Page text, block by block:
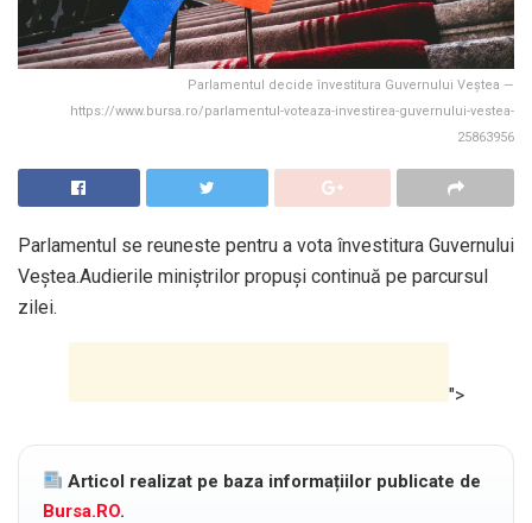
Parlamentul decide învestitura Guvernului Veştea —
https://www.bursa.ro/parlamentul-voteaza-investirea-guvernului-vestea-
25863956
Parlamentul se reuneste pentru a vota învestitura Guvernului
Veştea.Audierile miniştrilor propuşi continuă pe parcursul
zilei.
">
Articol realizat pe baza informațiilor publicate de
Bursa.RO.